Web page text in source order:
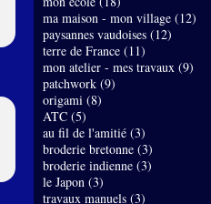
ma maison - mon village (12)
paysannes vaudoises (12)
terre de France (11)
mon atelier - mes travaux (9)
patchwork (9)
origami (8)
ATC (5)
au fil de l'amitié (3)
broderie bretonne (3)
broderie indienne (3)
le Japon (3)
travaux manuels (3)